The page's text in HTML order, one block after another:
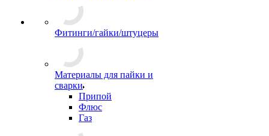
Фитинги/гайки/штуцеры
Материалы для пайки и
сварки
Припой
Флюс
Газ